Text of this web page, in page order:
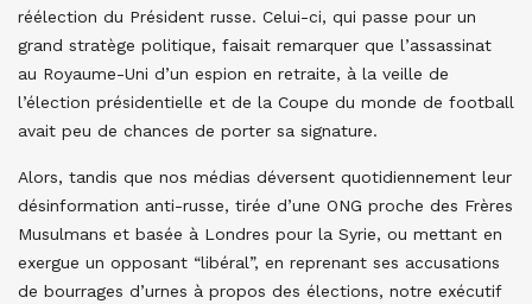
réélection du Président russe. Celui-ci, qui passe pour un
grand stratège politique, faisait remarquer que l’assassinat
au Royaume-Uni d’un espion en retraite, à la veille de
l’élection présidentielle et de la Coupe du monde de football
avait peu de chances de porter sa signature.
Alors, tandis que nos médias déversent quotidiennement leur
désinformation anti-russe, tirée d’une ONG proche des Frères
Musulmans et basée à Londres pour la Syrie, ou mettant en
exergue un opposant “libéral”, en reprenant ses accusations
de bourrages d’urnes à propos des élections, notre exécutif